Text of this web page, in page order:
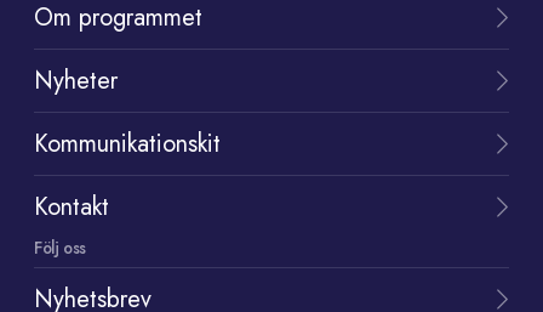
Om programmet
Nyheter
Kommunikationskit
Kontakt
Följ oss
Nyhetsbrev